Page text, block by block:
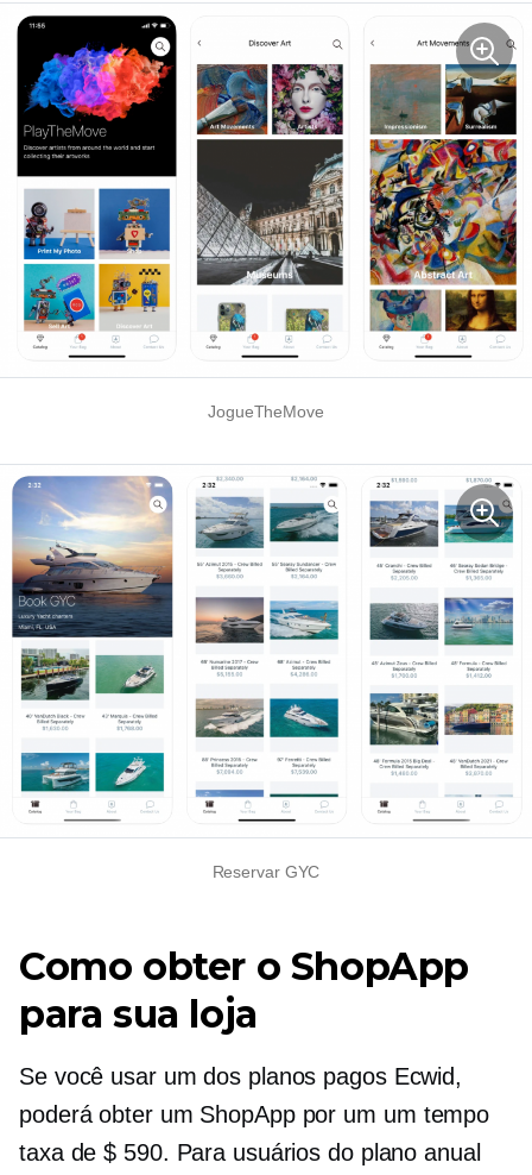
JogueTheMove
Reservar GYC
Como obter o ShopApp
para sua loja
Se você usar um dos planos pagos Ecwid,
poderá obter um ShopApp por um um tempo
taxa de $ 590. Para usuários do plano anual